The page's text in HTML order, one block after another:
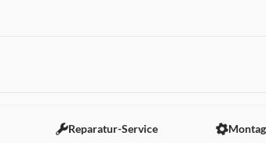
Steuerung für Zeichnungen, Notizen und
Tone Blitz. Vier Mikrofone in
Reparatur-Service